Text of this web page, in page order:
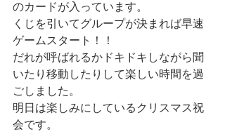
のカードが入っています。
くじを引いてグループが決まれば早速
ゲームスタート！！
だれが呼ばれるかドキドキしながら聞
いたり移動したりして楽しい時間を過
ごしました。
明日は楽しみにしているクリスマス祝
会です。